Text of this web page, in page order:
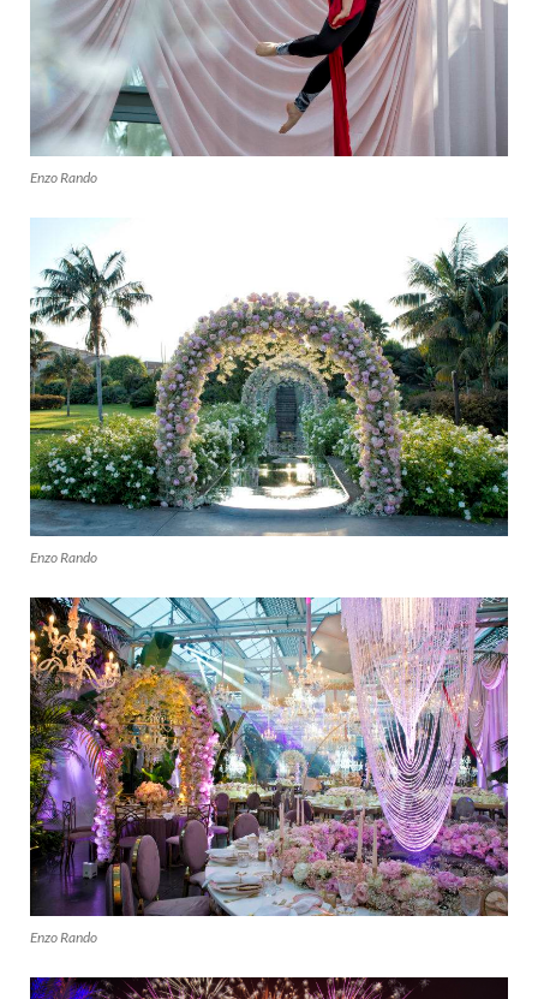
Enzo Rando
Enzo Rando
Enzo Rando